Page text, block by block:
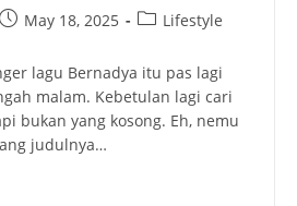
PostMay 18, 2025
PostLifestyle
lagu Bernadya itu pas lagi
malam. Kebetulan lagi cari
bukan yang kosong. Eh, nemu
judulnya…